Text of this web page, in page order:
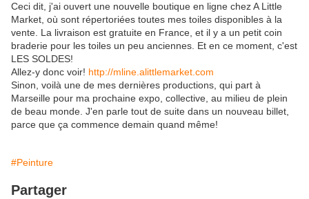
Ceci dit, j'ai ouvert une nouvelle boutique en ligne chez A Little
Market, où sont répertoriées toutes mes toiles disponibles à la
vente. La livraison est gratuite en France, et il y a un petit coin
braderie pour les toiles un peu anciennes. Et en ce moment, c'est
LES SOLDES!
Allez-y donc voir! http://mline.alittlemarket.com
Sinon, voilà une de mes dernières productions, qui part à
Marseille pour ma prochaine expo, collective, au milieu de plein
de beau monde. J'en parle tout de suite dans un nouveau billet,
parce que ça commence demain quand même!
#Peinture
Partager